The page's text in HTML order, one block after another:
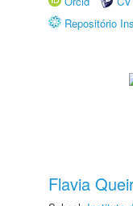
Repositório
Flavia